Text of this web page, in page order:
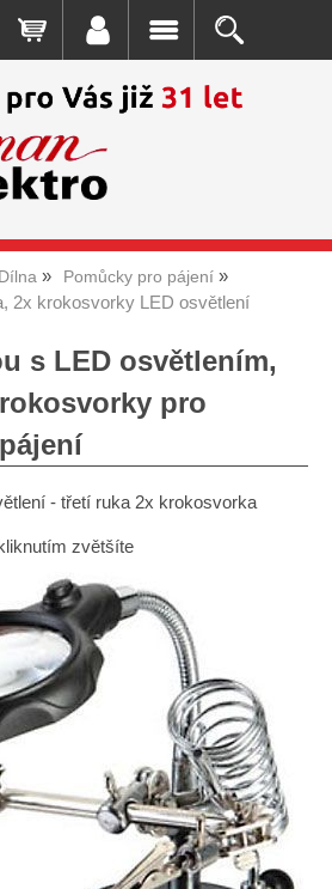
Pomůcky pro pájení
2x krokosvorky LED osvětlení
s LED osvětlením,
pro
- třetí ruka 2x krokosvorka
kliknutím zvětšíte